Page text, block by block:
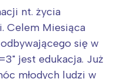
nt. życia
Celem Miesiąca
się w
jest edukacja. Już
młodych ludzi w